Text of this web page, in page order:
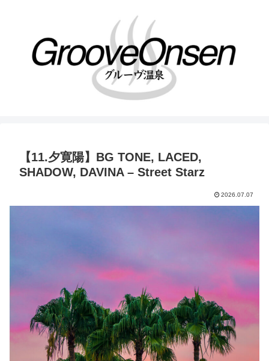
【11.夕寛陽】BG TONE, LACED,
SHADOW, DAVINA – Street Starz
2026.07.07